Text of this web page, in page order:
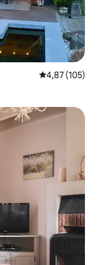
Средна
4,87 (105)